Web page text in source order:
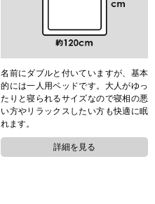
名前にダブルと付いていますが、基本
的には一人用ベッドです。大人がゆっ
たりと寝られるサイズなので寝相の悪
い方やリラックスしたい方も快適に眠
れます。